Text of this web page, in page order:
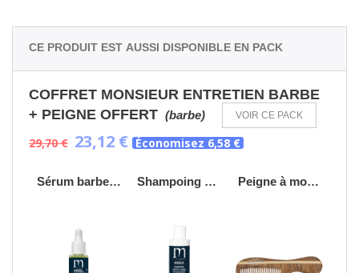
Ce produit est aussi disponible en pack
COFFRET MONSIEUR ENTRETIEN BARBE
+ PEIGNE OFFERT (barbe) VOIR CE PACK
29,70 € 23,12 € Économisez 6,58 €
Sérum barbe - 30mL Shampoing cheveux et barbe Peigne à moustache ROSEWOOD